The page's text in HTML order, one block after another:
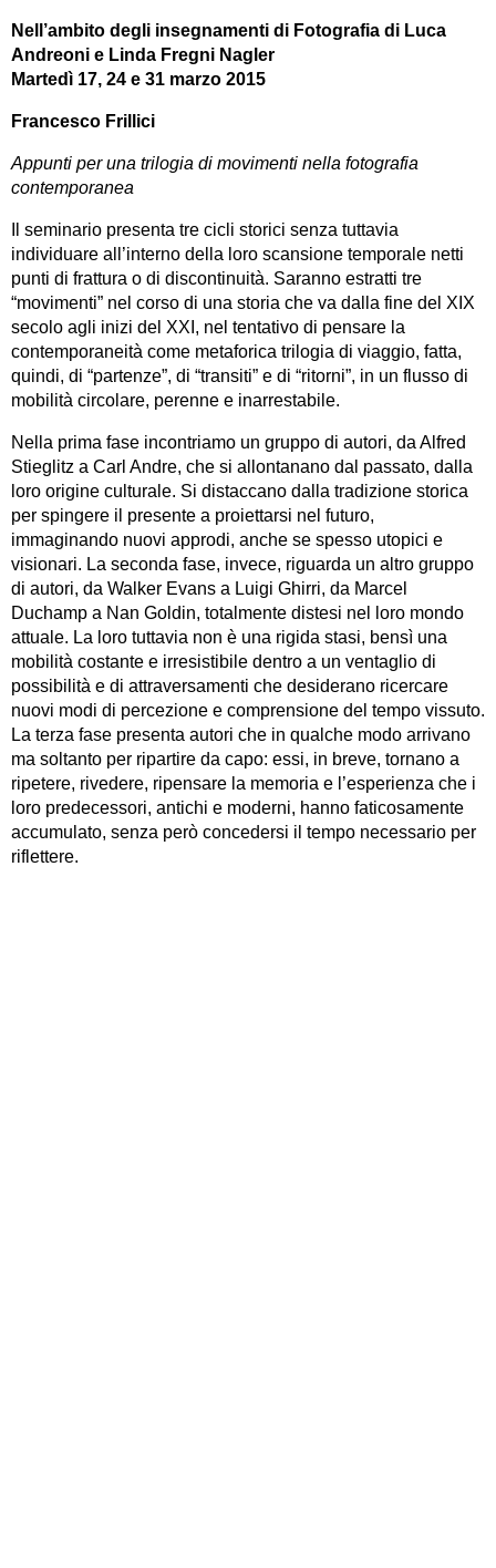
Nell’ambito degli insegnamenti di Fotografia di Luca
Andreoni e Linda Fregni Nagler
Martedì 17, 24 e 31 marzo 2015
Francesco Frillici
Appunti per una trilogia di movimenti nella fotografia
contemporanea
Il seminario presenta tre cicli storici senza tuttavia
individuare all’interno della loro scansione temporale netti
punti di frattura o di discontinuità. Saranno estratti tre
“movimenti” nel corso di una storia che va dalla fine del XIX
secolo agli inizi del XXI, nel tentativo di pensare la
contemporaneità come metaforica trilogia di viaggio, fatta,
quindi, di “partenze”, di “transiti” e di “ritorni”, in un flusso di
mobilità circolare, perenne e inarrestabile.
Nella prima fase incontriamo un gruppo di autori, da Alfred
Stieglitz a Carl Andre, che si allontanano dal passato, dalla
loro origine culturale. Si distaccano dalla tradizione storica
per spingere il presente a proiettarsi nel futuro,
immaginando nuovi approdi, anche se spesso utopici e
visionari. La seconda fase, invece, riguarda un altro gruppo
di autori, da Walker Evans a Luigi Ghirri, da Marcel
Duchamp a Nan Goldin, totalmente distesi nel loro mondo
attuale. La loro tuttavia non è una rigida stasi, bensì una
mobilità costante e irresistibile dentro a un ventaglio di
possibilità e di attraversamenti che desiderano ricercare
nuovi modi di percezione e comprensione del tempo vissuto.
La terza fase presenta autori che in qualche modo arrivano
ma soltanto per ripartire da capo: essi, in breve, tornano a
ripetere, rivedere, ripensare la memoria e l’esperienza che i
loro predecessori, antichi e moderni, hanno faticosamente
accumulato, senza però concedersi il tempo necessario per
riflettere.